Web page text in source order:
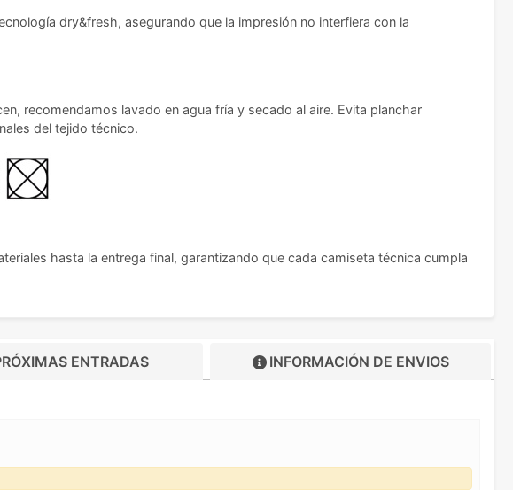
dry&fresh, asegurando que la impresión no interfiera con la
recomendamos lavado en agua fría y secado al aire. Evita planchar
del tejido técnico.
hasta la entrega final, garantizando que cada camiseta técnica cumpla
ENTRADAS INFORMACIÓN DE ENVIOS